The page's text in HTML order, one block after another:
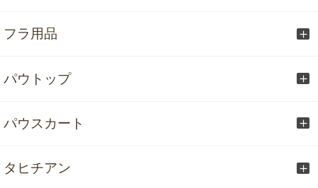
フラ用品
パウトップ
パウスカート
タヒチアン